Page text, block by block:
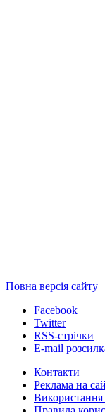
Повна версія сайту
Facebook
Twitter
RSS-стрічки
E-mail
Контакти
Реклама на
Використання